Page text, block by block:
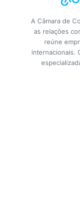
A Câmara de
as relações
reúne
internacionais.